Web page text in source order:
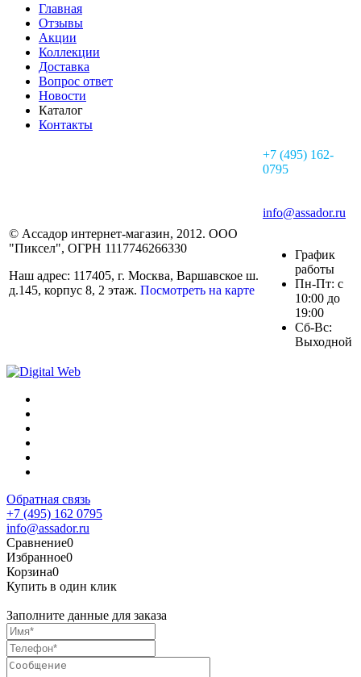
Главная
Отзывы
Акции
Коллекции
Доставка
Вопрос ответ
Новости
Каталог
Контакты
© Ассадор интернет-магазин, 2012. ООО
"Пиксел", ОГРН 1117746266330
Наш адрес: 117405, г. Москва, Варшавское ш.
д.145, корпус 8, 2 этаж. Посмотреть на карте
+7 (495) 162-
0795
info@assador.ru
График
работы
Пн-Пт: с
10:00 до
19:00
Сб-Вс:
Выходной
Обратная связь
+7 (495) 162 0795
info@assador.ru
Сравнение0
Избранное0
Корзина0
Купить в один клик
Заполните данные для заказа